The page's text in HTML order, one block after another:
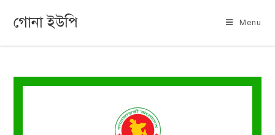
গোনা ইউপি Menu